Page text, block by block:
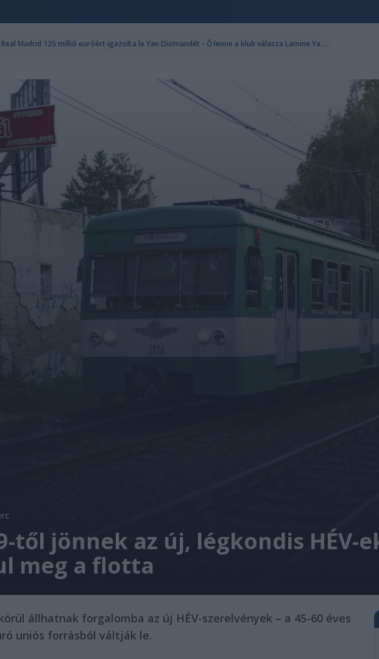
A
Real Madrid 125 millió euróért igazolta le Yan Diomandét - Ő lenne a klub válasza Lamine Yamalra?
től jönnek az új, légkondis HÉV-
meg a flotta
állhatnak forgalomba az új HÉV-szerelvények – a 45-60 éves
uniós forrásból váltják le.